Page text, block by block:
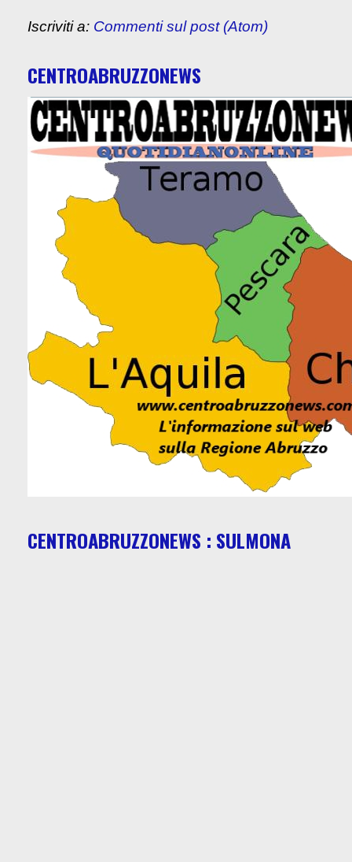
Iscriviti a: Commenti sul post (Atom)
CENTROABRUZZONEWS
CENTROABRUZZONEWS : SULMONA